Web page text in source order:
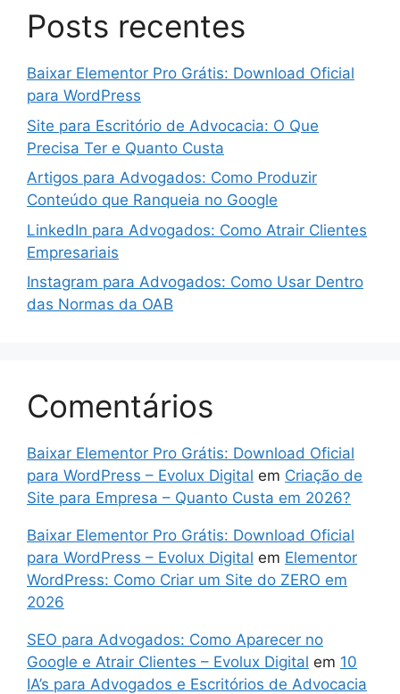
Posts recentes
Baixar Elementor Pro Grátis: Download Oficial
para WordPress
Site para Escritório de Advocacia: O Que
Precisa Ter e Quanto Custa
Artigos para Advogados: Como Produzir
Conteúdo que Ranqueia no Google
LinkedIn para Advogados: Como Atrair Clientes
Empresariais
Instagram para Advogados: Como Usar Dentro
das Normas da OAB
Comentários
Baixar Elementor Pro Grátis: Download Oficial
para WordPress – Evolux Digital em Criação de
Site para Empresa – Quanto Custa em 2026?
Baixar Elementor Pro Grátis: Download Oficial
para WordPress – Evolux Digital em Elementor
WordPress: Como Criar um Site do ZERO em
2026
SEO para Advogados: Como Aparecer no
Google e Atrair Clientes – Evolux Digital em 10
IA’s para Advogados e Escritórios de Advocacia